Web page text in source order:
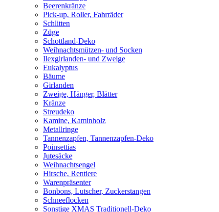
Beerenkränze
Pick-up, Roller, Fahrräder
Schlitten
Züge
Schottland-Deko
Weihnachtsmützen- und Socken
Ilexgirlanden- und Zweige
Eukalyptus
Bäume
Girlanden
Zweige, Hänger, Blätter
Kränze
Streudeko
Kamine, Kaminholz
Metallringe
Tannenzapfen, Tannenzapfen-Deko
Poinsettias
Jutesäcke
Weihnachtsengel
Hirsche, Rentiere
Warenpräsenter
Bonbons, Lutscher, Zuckerstangen
Schneeflocken
Sonstige XMAS Traditionell-Deko